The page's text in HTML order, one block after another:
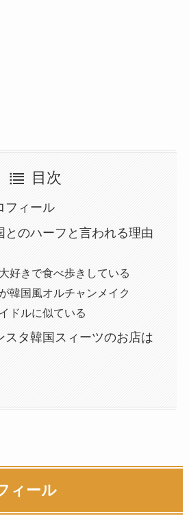
目次
フィール
とのハーフと言われる理由
好きで食べ歩きしている
韓国風オルチャンメイク
ドルに似ている
スタ韓国スィーツのお店は
ィール